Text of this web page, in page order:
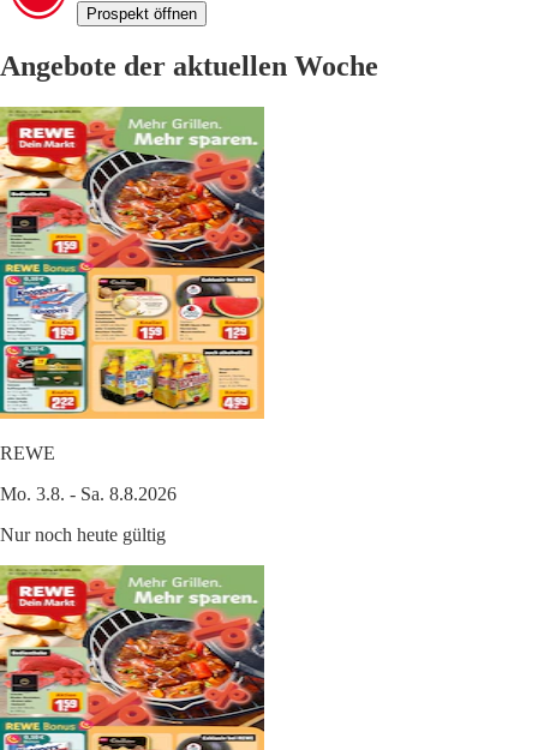
Prospekt öffnen
Angebote der aktuellen Woche
REWE
Mo. 3.8. - Sa. 8.8.2026
Nur noch heute gültig